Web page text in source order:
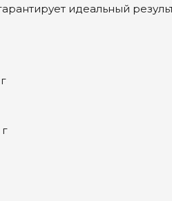
идеальный